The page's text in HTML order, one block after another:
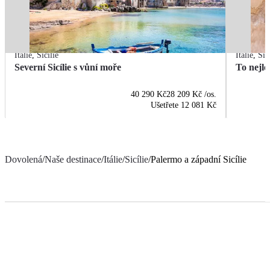
Itálie,Sicílie
Severní Sicílie s vůní moře
40 290 Kč28 209 Kč /os.
Ušetřete 12 081 Kč
Itálie,
To
Dovolená/Naše destinace/Itálie/Sicílie/Palermo a západní Sicílie